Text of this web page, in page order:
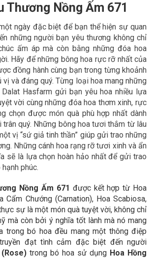
Thương Nồng Ấm 671
ngày đặc biệt để bạn thể hiện sự quan
những người bạn yêu thương không chỉ
ấm áp mà còn bằng những đóa hoa
Hãy đểnhững bông hoa rực rỡ nhất của
đồng hành cùng bạn trong từng khoảnh
và đáng quý. Từng loại hoa mang những
Hasfarm gửi bạn yêu hoa nhiều lựa
vời cùng những đóa hoa thơm xinh, rực
chọn được món quà phù hợp nhất dành
quý. Những bông hoa tươi thắm từ lâu
vị “sứ giả tinh thần” giúp gửi trao những
Những cánh hoa rạng rỡ tươi xinh và ẩn
sẽ là lựa chọn hoàn hảo nhất để gửi trao
phúc.
Nồng Ấm 671 được kết hợp từ Hoa
Cẩm Chướng (Carnation), Hoa Scabiosa,
sự là một món quà tuyệt vời, không chỉ
mà còn bởi ý nghĩa tốt lành mà nó mang
trong bó hoa đều mang một thông điệp
đạt tình cảm đặc biệt đến người
trong bó hoa sử dụng Hoa Hồng